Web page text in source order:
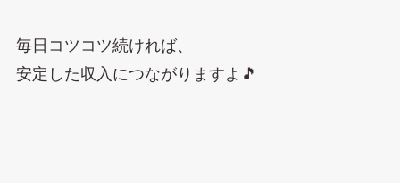
毎日コツコツ続ければ、
安定した収入につながりますよ🎵